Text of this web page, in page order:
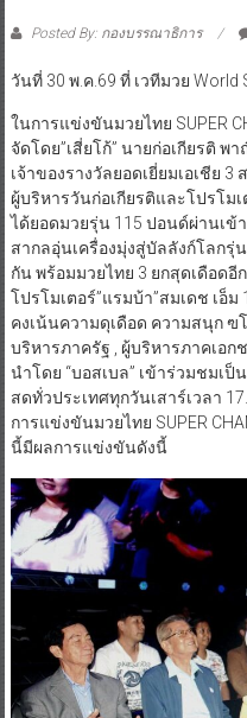
Posted By: กองบรรณาธิการ
วันที่ 30 พ.ค.69 ที่ เวทีมวย
ในการแข่งขันมวยไทย SUPER
จัดโดย”เสี่ยโก้” นายก่อเกียรติ
เจ้าของรางวัลยอดเยี่ยมเอเชีย
ผู้บริหารวันก่อเกียรติและโปรโม
ได้ยอดมวยรุ่น 115 ปอนด์ผ่านเข้
สากลอุ่นเครื่องมุ่งสู่บัลลังก์โลก
กัน พร้อมมวยไทย 3 ยกสุดเดือด
โปรโมเตอร์”แรมบ้า”สมเดช เอ็
คงเน้นความดุเดือด ความสนุก ฃ
บริหารภาครัฐ , ผู้บริหารภาคเอ
นำโดย “บอสเบล” เข้าร่วมชมเ
สดทั่วประเทศทุกวันเสาร์เวลา
การแข่งขันมวยไทย SUPER
นี้มีผลการแข่งขันดังนี้